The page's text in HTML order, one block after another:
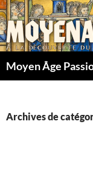
Aller
au
contenu
Moyen Âge
Archives de